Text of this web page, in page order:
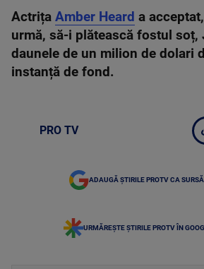
Actrița Amber Heard a
urmă, să-i plătească fostul soț,
daunele de un milion de dolari
instanță de fond.
PRO TV
ADAUGĂ ȘTIRILE PROTV CA SURSĂ
URMĂREȘTE ȘTIRILE PROTV ÎN